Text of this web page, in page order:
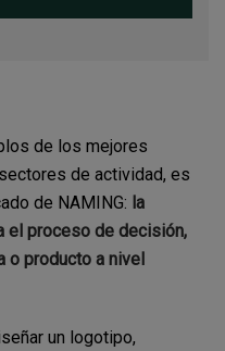
de los mejores
de actividad, es
de NAMING: la
el proceso de decisión,
o producto a nivel
un logotipo,